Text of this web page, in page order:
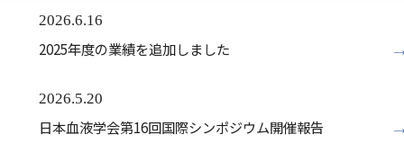
2026.6.16
2025年度の業績を追加しました
2026.5.20
日本血液学会第16回国際シンポジウム開催報告